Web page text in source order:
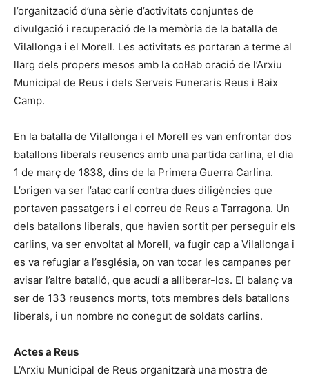
l’organització d’una sèrie d’activitats conjuntes de
divulgació i recuperació de la memòria de la batalla de
Vilallonga i el Morell. Les activitats es portaran a terme al
llarg dels propers mesos amb la col·lab oració de l’Arxiu
Municipal de Reus i dels Serveis Funeraris Reus i Baix
Camp.
En la batalla de Vilallonga i el Morell es van enfrontar dos
batallons liberals reusencs amb una partida carlina, el dia
1 de març de 1838, dins de la Primera Guerra Carlina.
L’origen va ser l’atac carlí contra dues diligències que
portaven passatgers i el correu de Reus a Tarragona. Un
dels batallons liberals, que havien sortit per perseguir els
carlins, va ser envoltat al Morell, va fugir cap a Vilallonga i
es va refugiar a l’església, on van tocar les campanes per
avisar l’altre batalló, que acudí a alliberar-los. El balanç va
ser de 133 reusencs morts, tots membres dels batallons
liberals, i un nombre no conegut de soldats carlins.
Actes a Reus
L’Arxiu Municipal de Reus organitzarà una mostra de